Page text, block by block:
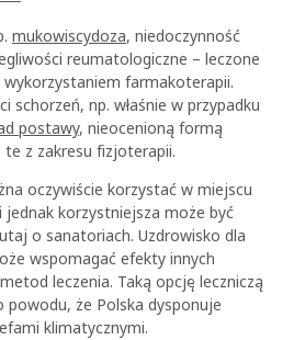
mukowiscydoza, niedoczynność
reumatologiczne – leczone
farmakoterapii.
schorzeń, np. właśnie w przypadku
postawy, nieocenioną formą
te z zakresu fizjoterapii.
oczywiście korzystać w miejscu
jednak korzystniejsza może być
o sanatoriach. Uzdrowisko dla
wspomagać efekty innych
leczenia. Taką opcję leczniczą
że Polska dysponuje
klimatycznymi.